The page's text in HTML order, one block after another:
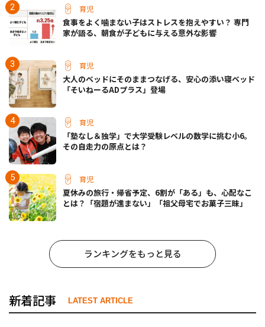
育児
食事をよく噛まない子はストレスを抱えやすい？ 専門
家が語る、朝食が子どもに与える意外な影響
育児
大人のベッドにそのままつなげる、安心の添い寝ベッド
「そいねーるADプラス」登場
育児
「塾なし＆独学」で大学受験レベルの数学に挑む小6。
その自走力の原点とは？
育児
夏休みの旅行・帰省予定、6割が「ある」も、心配なこ
とは？「宿題が進まない」「祖父母宅でお菓子三昧」
ランキングをもっと見る
新着記事 LATEST ARTICLE